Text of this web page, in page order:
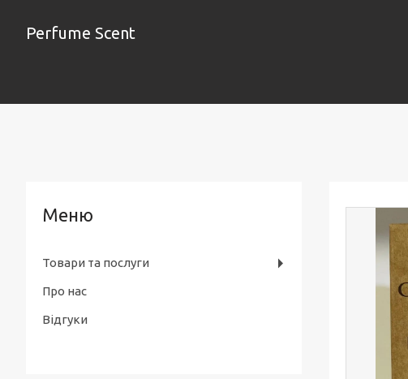
Perfume Scent
Товари та послуги
Про нас
Відгуки